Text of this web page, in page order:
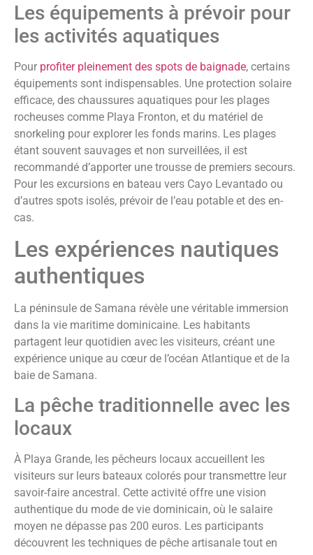
Les équipements à prévoir pour
les activités aquatiques
Pour profiter pleinement des spots de baignade, certains
équipements sont indispensables. Une protection solaire
efficace, des chaussures aquatiques pour les plages
rocheuses comme Playa Fronton, et du matériel de
snorkeling pour explorer les fonds marins. Les plages
étant souvent sauvages et non surveillées, il est
recommandé d’apporter une trousse de premiers secours.
Pour les excursions en bateau vers Cayo Levantado ou
d’autres spots isolés, prévoir de l’eau potable et des en-
cas.
Les expériences nautiques
authentiques
La péninsule de Samana révèle une véritable immersion
dans la vie maritime dominicaine. Les habitants
partagent leur quotidien avec les visiteurs, créant une
expérience unique au cœur de l’océan Atlantique et de la
baie de Samana.
La pêche traditionnelle avec les
locaux
À Playa Grande, les pêcheurs locaux accueillent les
visiteurs sur leurs bateaux colorés pour transmettre leur
savoir-faire ancestral. Cette activité offre une vision
authentique du mode de vie dominicain, où le salaire
moyen ne dépasse pas 200 euros. Les participants
découvrent les techniques de pêche artisanale tout en